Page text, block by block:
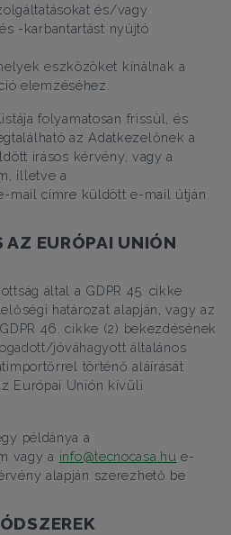
és/vagy
-karbantartást nyújtó
eszközöket kínálnak a
elemzéséhez.
folyamatosan frissül, és
az Adatkezelőnek a
írásos kérvény, vagy a
illetve a
mail címre küldött e-mail útján.
EURÓPAI UNIÓN
által a GDPR 45. cikke
határozat alapján, vagy az
46. cikke (2) bekezdésének
jóváhagyott általános
történő aláírását
Európai Unión kívüli
példánya a
vagy a info@tecnocasa.hu e-
alapján szerezhető be